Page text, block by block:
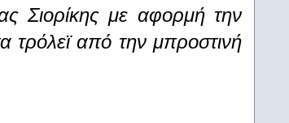
Σιορίκης με αφορμή την
τρόλεϊ από την μπροστινή